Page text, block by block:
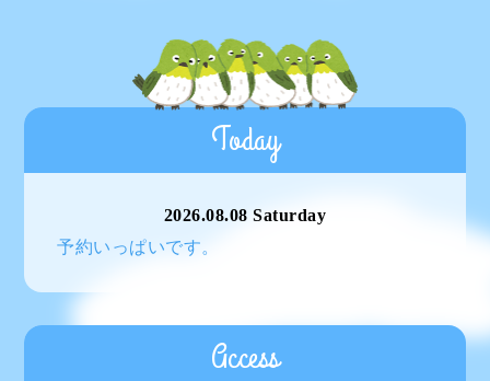
Today
2026.08.08 Saturday
予約いっぱいです。
Access